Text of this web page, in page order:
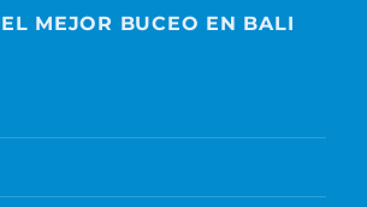
MEJOR BUCEO EN BALI